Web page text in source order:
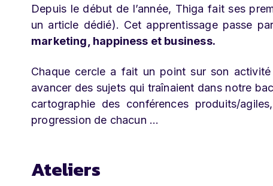
Depuis le début de l’année, Thiga fait ses
un article dédié). Cet apprentissage passe
marketing, happiness et business.
Chaque cercle a fait un point sur son
avancer des sujets qui traînaient dans notre
cartographie des conférences produits/
progression de chacun …
Ateliers